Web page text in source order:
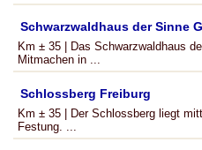
Schwarzwaldhaus der Sinne
Km ± 35 | Das Schwarzwaldhaus
Mitmachen in ...
Schlossberg Freiburg
Km ± 35 | Der Schlossberg liegt
Festung. ...